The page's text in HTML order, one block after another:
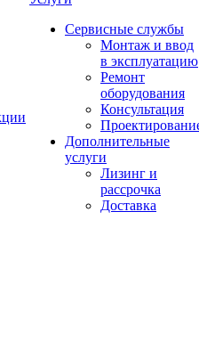
Сервисные службы
Монтаж и ввод
в эксплуатацию
Ремонт
оборудования
Консультация
Дополнительные
услуги
Лизинг и
рассрочка
Доставка